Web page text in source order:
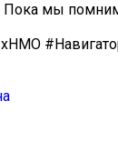
Пока мы